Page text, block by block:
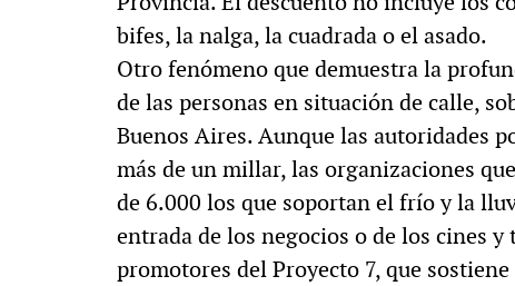
bifes, la nalga, la cuadrada o el asado.
Otro fenómeno que demuestra la
de las personas en situación de calle,
Buenos Aires. Aunque las autoridades
más de un millar, las organizaciones
de 6.000 los que soportan el frío y la
entrada de los negocios o de los cines
promotores del Proyecto 7, que